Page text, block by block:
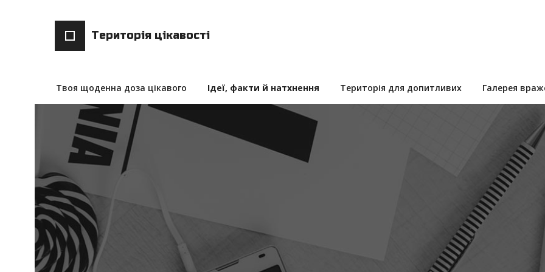
Територія цікавості
Твоя щоденна доза цікавого Ідеї, факти й натхнення Територія для допитливих Галерея